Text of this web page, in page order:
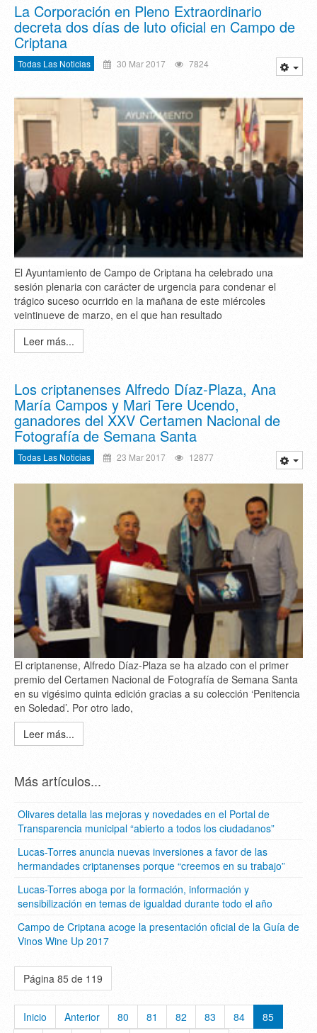
La Corporación en Pleno Extraordinario
decreta dos días de luto oficial en Campo de
Criptana
Todas Las Noticias 30 Mar 2017 7824
El Ayuntamiento de Campo de Criptana ha celebrado una
sesión plenaria con carácter de urgencia para condenar el
trágico suceso ocurrido en la mañana de este miércoles
veintinueve de marzo, en el que han resultado
Leer más...
Los criptanenses Alfredo Díaz-Plaza, Ana
María Campos y Mari Tere Ucendo,
ganadores del XXV Certamen Nacional de
Fotografía de Semana Santa
Todas Las Noticias 23 Mar 2017 12877
El criptanense, Alfredo Díaz-Plaza se ha alzado con el primer
premio del Certamen Nacional de Fotografía de Semana Santa
en su vigésimo quinta edición gracias a su colección ‘Penitencia
en Soledad’. Por otro lado,
Leer más...
Más artículos...
Olivares detalla las mejoras y novedades en el Portal de
Transparencia municipal “abierto a todos los ciudadanos”
Lucas-Torres anuncia nuevas inversiones a favor de las
hermandades criptanenses porque “creemos en su trabajo”
Lucas-Torres aboga por la formación, información y
sensibilización en temas de igualdad durante todo el año
Campo de Criptana acoge la presentación oficial de la Guía de
Vinos Wine Up 2017
Página 85 de 119
Inicio Anterior 80 81 82 83 84
85